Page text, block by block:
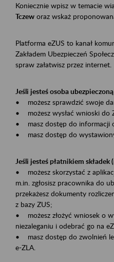
Koniecznie wpisz w temacie
Tczew oraz wskaż
Platforma eZUS to kanał
Zakładem Ubezpieczeń
spraw załatwisz przez internet.
Jeśli jesteś osoba
• możesz sprawdzić swoje
• możesz wysłać wnioski do
• masz dostęp do informacji
• masz dostęp do
Jeśli jesteś płatnikiem składek
• możesz skorzystać z
m.in. zgłosisz pracownika do
przekażesz dokumenty
z bazy ZUS;
• możesz złożyć wniosek o
niezaleganiu i odebrać go na
• masz dostęp do zwolnień
e-ZLA.